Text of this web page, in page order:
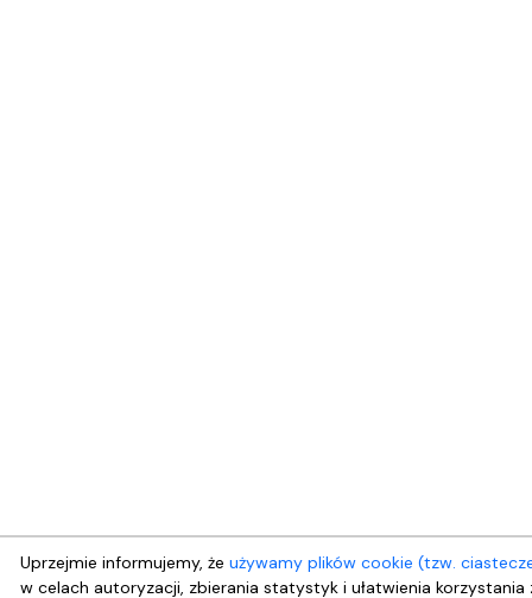
Uprzejmie informujemy, żeużywamy plików cookie (tzw.
w celach autoryzacji, zbierania statystyk i ułatwienia korzystania